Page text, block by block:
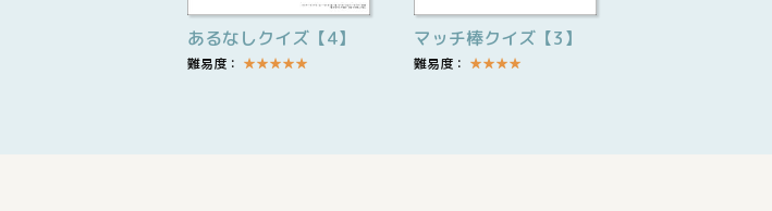
あるなしクイズ【4】
難易度： ★★★★★
マッチ棒クイズ【3】
難易度： ★★★★